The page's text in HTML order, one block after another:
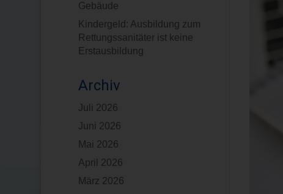
Gebäude
Kindergeld: Ausbildung zum
Rettungssanitäter ist keine
Erstausbildung
Archiv
Juli 2026
Juni 2026
Mai 2026
April 2026
März 2026